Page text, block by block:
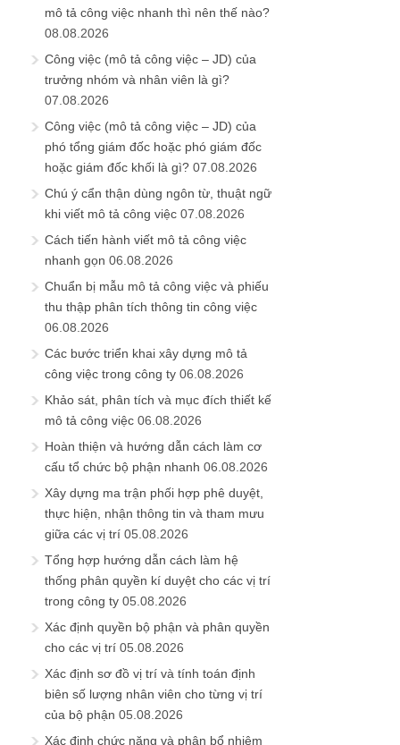
mô tả công việc nhanh thì nên thế nào?
08.08.2026
Công việc (mô tả công việc – JD) của
trưởng nhóm và nhân viên là gì?
07.08.2026
Công việc (mô tả công việc – JD) của
phó tổng giám đốc hoặc phó giám đốc
hoặc giám đốc khối là gì? 07.08.2026
Chú ý cẩn thận dùng ngôn từ, thuật ngữ
khi viết mô tả công việc 07.08.2026
Cách tiến hành viết mô tả công việc
nhanh gọn 06.08.2026
Chuẩn bị mẫu mô tả công việc và phiếu
thu thập phân tích thông tin công việc
06.08.2026
Các bước triển khai xây dựng mô tả
công việc trong công ty 06.08.2026
Khảo sát, phân tích và mục đích thiết kế
mô tả công việc 06.08.2026
Hoàn thiện và hướng dẫn cách làm cơ
cấu tổ chức bộ phận nhanh 06.08.2026
Xây dựng ma trận phối hợp phê duyệt,
thực hiện, nhận thông tin và tham mưu
giữa các vị trí 05.08.2026
Tổng hợp hướng dẫn cách làm hệ
thống phân quyền kí duyệt cho các vị trí
trong công ty 05.08.2026
Xác định quyền bộ phận và phân quyền
cho các vị trí 05.08.2026
Xác định sơ đồ vị trí và tính toán định
biên số lượng nhân viên cho từng vị trí
của bộ phận 05.08.2026
Xác định chức năng và phân bổ nhiệm